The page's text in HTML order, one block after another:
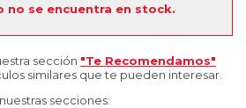
no se encuentra en stock.
sección "Te Recomendamos"
similares que te pueden interesar.
secciones: